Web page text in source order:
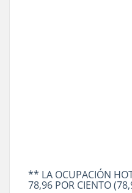
** LA OCUPACIÓN
78,96 POR CIENTO